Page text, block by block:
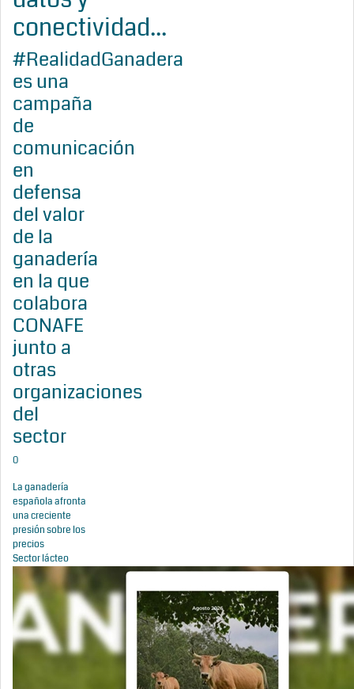
conectividad...
#RealidadGanadera
es una
campaña
de
comunicación
en
defensa
del valor
de la
ganadería
en la que
colabora
CONAFE
junto a
otras
organizaciones
del
sector
0
La ganadería
española afronta
una creciente
presión sobre los
precios
Sector lácteo